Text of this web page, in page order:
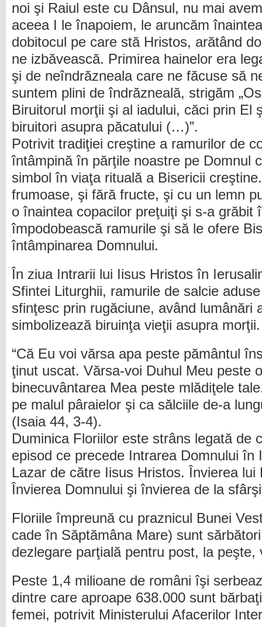
noi şi Raiul este cu Dânsul, nu mai
aceea I le înapoiem, le aruncăm
dobitocul pe care stă Hristos, arătând
ne izbăvească. Primirea hainelor era
şi de neîndrăzneala care ne făcuse să
suntem plini de îndrăzneală, strigăm
Biruitorul morţii şi al iadului, căci prin El
biruitori asupra păcatului (…)”.
Potrivit tradiţiei creştine a ramurilor de
întâmpină în părţile noastre pe Domnul
simbol în viaţa rituală a Bisericii
frumoase, şi fără fructe, şi cu un lemn
o înaintea copacilor preţuiţi şi s-a grăbit
împodobească ramurile şi să le ofere
întâmpinarea Domnului.
În ziua Intrarii lui Iisus Hristos în
Sfintei Liturghii, ramurile de salcie
sfinţesc prin rugăciune, având lumânări
simbolizează biruinţa vieţii asupra morţii.
“Că Eu voi vărsa apa peste pământul
ţinut uscat. Vărsa-voi Duhul Meu peste
binecuvântarea Mea peste mlădiţele
pe malul pâraielor şi ca sălciile de-a
(Isaia 44, 3-4).
Duminica Floriilor este strâns legată de
episod ce precede Intrarea Domnului în
Lazar de către Iisus Hristos. Învierea lui
Învierea Domnului şi învierea de la
Floriile împreună cu praznicul Bunei
cade în Săptămâna Mare) sunt
dezlegare parţială pentru post, la peşte,
Peste 1,4 milioane de români îşi
dintre care aproape 638.000 sunt
femei, potrivit Ministerului Afacerilor